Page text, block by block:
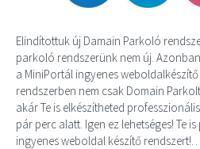
Elindítottuk új Damain Parkoló
parkoló rendszerünk nem új.
a MiniPortál ingyenes
rendszerben nem csak Domain
akár Te is elkészítheted
pár perc alatt. Igen ez lehetséges! Te
ingyenes weboldal készítő rendszert!…